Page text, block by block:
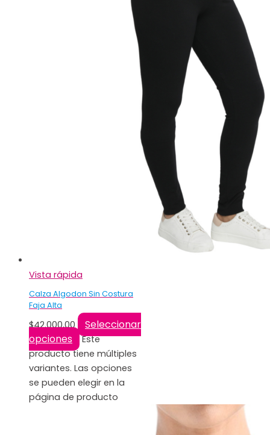
Vista rápida
Calza Algodon Sin Costura
Faja Alta
$42.000,00
Seleccionar
opciones
Este
producto tiene múltiples
variantes. Las opciones
se pueden elegir en la
página de producto